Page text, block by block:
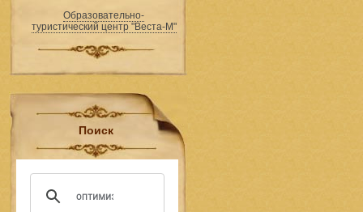
Образовательно-
туристический центр "Веста-М"
Поиск